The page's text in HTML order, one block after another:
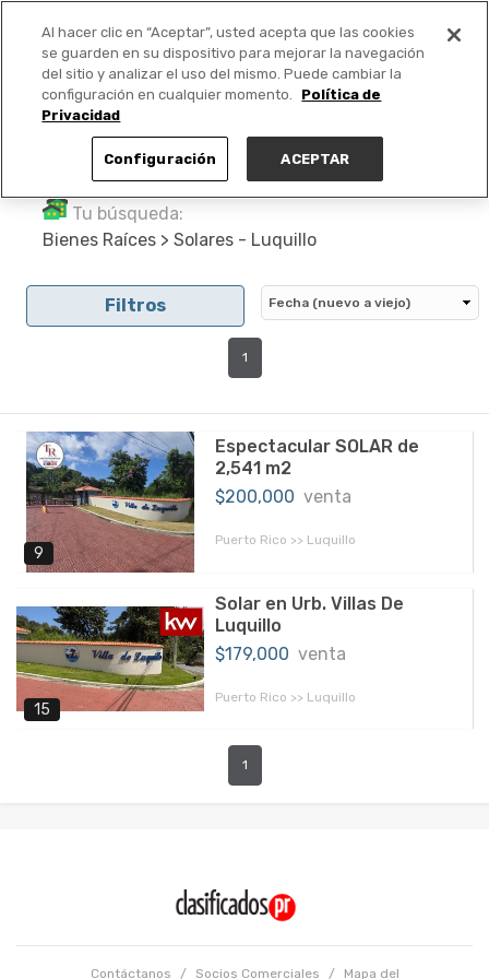
PUBLICA GRATIS +
Tu búsqueda:
Bienes Raíces > Solares - Luquillo
Filtros
1
9
Espectacular SOLAR de
2,541 m2
$200,000 venta
Puerto Rico >> Luquillo
15
Solar en Urb. Villas De
Luquillo
$179,000 venta
Puerto Rico >> Luquillo
1
Contáctanos / Socios Comerciales / Mapa del
Al hacer clic en “Aceptar”, usted acepta que las cookies
se guarden en su dispositivo para mejorar la navegación
del sitio y analizar el uso del mismo. Puede cambiar la
configuración en cualquier momento.
Política de
Privacidad
Configuración ACEPTAR